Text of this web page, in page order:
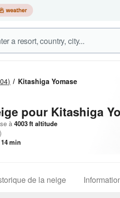
Kitashiga Yomase
pour Kitashiga
à 4003ft altitude
14min
de la neige